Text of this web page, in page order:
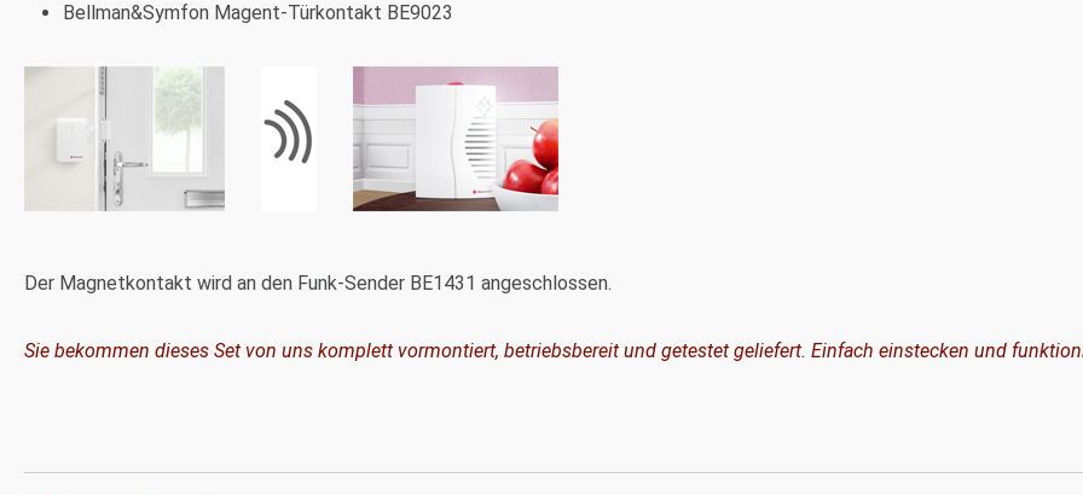
Bellman&Symfon Magent-Türkontakt BE9023
Der Magnetkontakt wird an den Funk-Sender BE1431 angeschlossen.
Sie bekommen dieses Set von uns komplett vormontiert, betriebsbereit und getestet geliefert. Einfach einstecken und